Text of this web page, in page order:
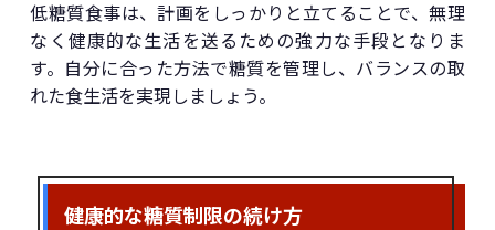
低糖質食事は、計画をしっかりと立てることで、無理
なく健康的な生活を送るための強力な手段となりま
す。自分に合った方法で糖質を管理し、バランスの取
れた食生活を実現しましょう。
健康的な糖質制限の続け方